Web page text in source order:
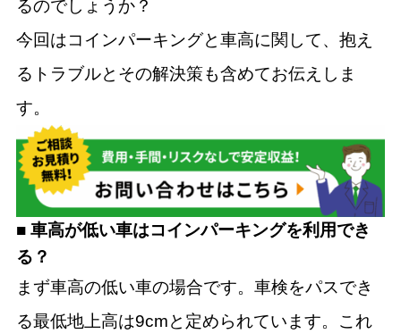
るのでしょうか？
今回はコインパーキングと車高に関して、抱え
るトラブルとその解決策も含めてお伝えしま
す。
■ 車高が低い車はコインパーキングを利用でき
る？
まず車高の低い車の場合です。車検をパスでき
る最低地上高は9cmと定められています。これ